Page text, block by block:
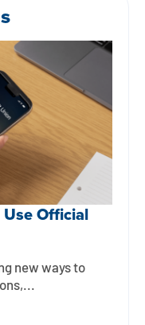
Official
new ways to